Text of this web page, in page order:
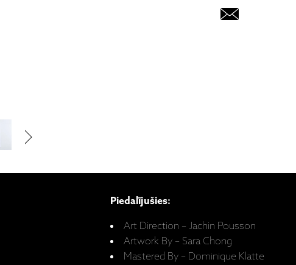
Piedalījušies:
Art Direction – Jachin Pousson
Artwork By – Sara Chong
Mastered By – Dominique Klatte